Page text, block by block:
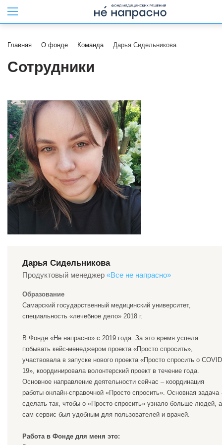
Главная О фонде Команда Дарья Сидельникова
Сотрудники
Дарья Сидельникова
Продуктовый менеджер «Все не напрасно»
Образование
Самарский государственный медицинский университет,
специальность «лечебное дело» 2018 г.
В Фонде «Не напрасно» с 2019 года. За это время успела
побывать кейс-менеджером проекта «Просто спросить»,
участвовала в запуске нового проекта «Просто спросить o
19», координировала волонтерский проект в течение года.
Основное направление деятельности сейчас – координация
работы онлайн-справочной «Просто спросить». Основная задача
сделать так, чтобы о «Просто спросить» узнало больше людей, а
сам сервис был удобным для пользователей и врачей.
Работа в Фонде для меня это: